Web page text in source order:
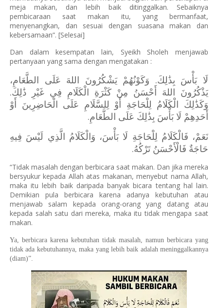
meja makan, dan lebih baik ditinggalkan. Sebaiknya
pembicaraan saat makan itu, yang bermanfaat,
menyenangkan, dan sesuai dengan suasana makan dan
kebersamaan”. [Selesai]
Dan dalam kesempatan lain, Syeikh Sholeh menjawab
pertanyaan yang sama dengan mengatakan :
لَا بَأْسَ بِذَٰلِكَ. وَكَوْنُهُمْ يَشْكُرُونَ اللهَ عَلَى الطَّعَامِ،
يَذْكُرُونَ اللهَ أَحْسَنُ مِنْ كَثْرَةِ الْكَلَامِ فِي غَيْرِ ذَٰلِكَ.
وَكَذَٰلِكَ الْكَلَامُ لِلْحَاجَةِ أَوْ لِلسَّلَامِ عَلَى الْحَاضِرِينَ أَوْ
أَحَدِهِمْ لَا بَأْسَ بِذَٰلِكَ عَلَى الطَّعَامِ.
نَعَمْ، فَالْكَلَامُ لِلْحَاجَةِ لَا بَأْسَ، وَالْكَلَامُ الَّذِي لَيْسَ فِيهِ
حَاجَةٌ فَالْأَحْسَنُ تَرْكُهُ.
“Tidak masalah dengan berbicara saat makan. Dan jika mereka
bersyukur kepada Allah atas makanan, menyebut nama Allah,
maka itu lebih baik daripada banyak bicara tentang hal lain.
Demikian pula berbicara karena adanya kebutuhan atau
menjawab salam kepada orang-orang yang datang atau
kepada salah satu dari mereka, maka itu tidak mengapa saat
makan.
Ya, berbicara karena kebutuhan tidak masalah, namun berbicara yang
tidak ada kebutuhannya, maka yang lebih baik adalah meninggalkannya
(diam)”.